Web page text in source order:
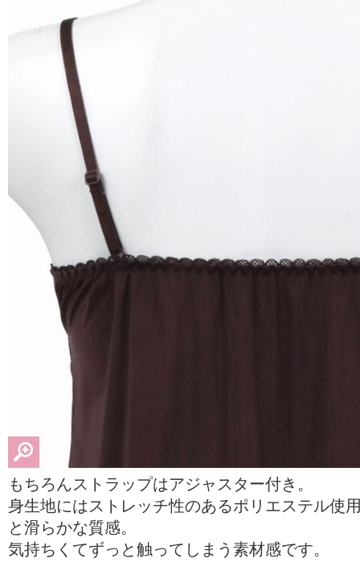
もちろんストラップはアジャスター付き。
身生地にはストレッチ性のあるポリエステル使
と滑らかな質感。
気持ちくてずっと触ってしまう素材感です。